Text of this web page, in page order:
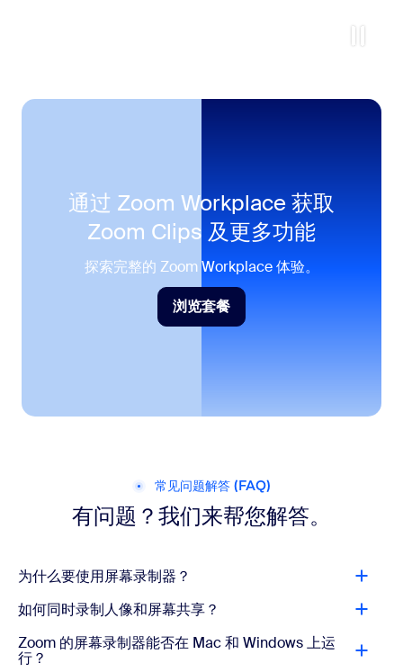
通过 Zoom Workplace 获取
Zoom Clips 及更多功能
探索完整的 Zoom Workplace 体验。
浏览套餐
浏览套餐
常见问题解答 (FAQ)
有问题？我们来帮您解答。
为什么要使用屏幕录制器？
如何同时录制人像和屏幕共享？
Zoom 的屏幕录制器能否在 Mac 和 Windows 上运
行？